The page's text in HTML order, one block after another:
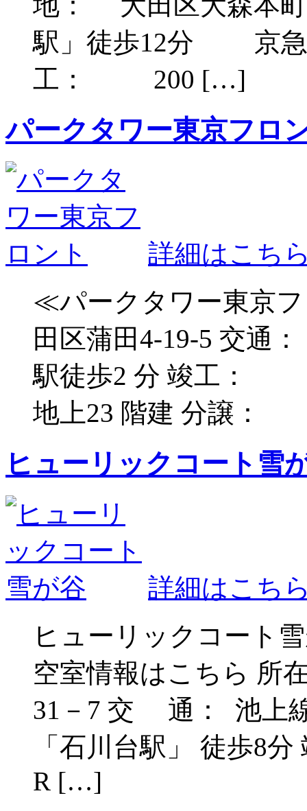
駅」徒歩12分 京急
工： 200 […]
パークタワー東京フロ
詳細はこち
≪パークタワー東京
田区蒲田4-19-5 交
駅徒歩2 分 竣工：
地上23 階建 分譲
ヒューリックコート雪
詳細はこち
ヒューリックコート
空室情報はこちら 所
31－7 交 通： 池上
「石川台駅」 徒歩8
R […]